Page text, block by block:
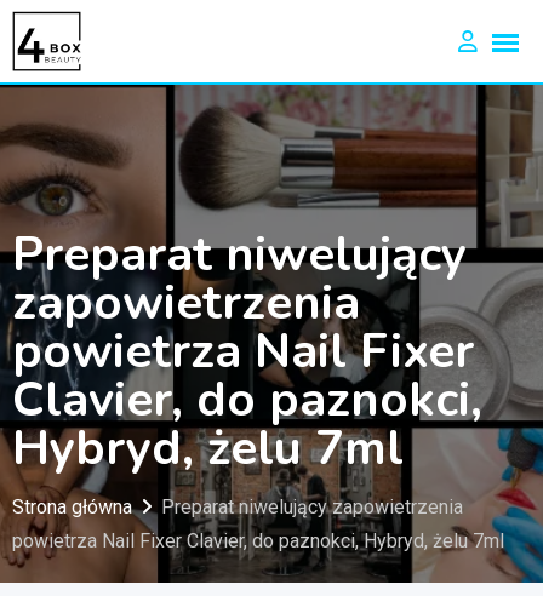
Preparat niwelujący
zapowietrzenia
powietrza Nail Fixer
Clavier, do paznokci,
Hybryd, żelu 7ml
Strona główna
Preparat niwelujący zapowietrzenia
powietrza Nail Fixer Clavier, do paznokci, Hybryd, żelu 7ml